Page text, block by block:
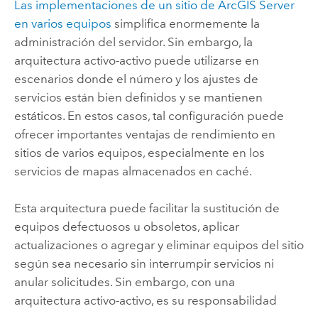
Las implementaciones de un sitio de ArcGIS Server
en varios equipos simplifica enormemente la
administración del servidor. Sin embargo, la
arquitectura activo-activo puede utilizarse en
escenarios donde el número y los ajustes de
servicios están bien definidos y se mantienen
estáticos. En estos casos, tal configuración puede
ofrecer importantes ventajas de rendimiento en
sitios de varios equipos, especialmente en los
servicios de mapas almacenados en caché.
Esta arquitectura puede facilitar la sustitución de
equipos defectuosos u obsoletos, aplicar
actualizaciones o agregar y eliminar equipos del sitio
según sea necesario sin interrumpir servicios ni
anular solicitudes. Sin embargo, con una
arquitectura activo-activo, es su responsabilidad